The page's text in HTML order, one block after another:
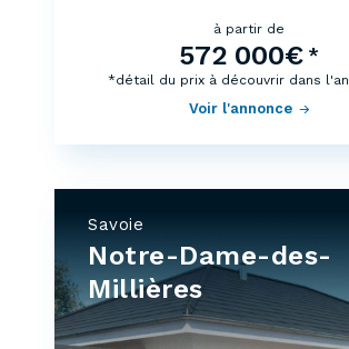
à partir de
572 000€ *
Voir l'annonce
*détail du prix à découvrir dans
Savoie
Notre-Dame-des-
Millières